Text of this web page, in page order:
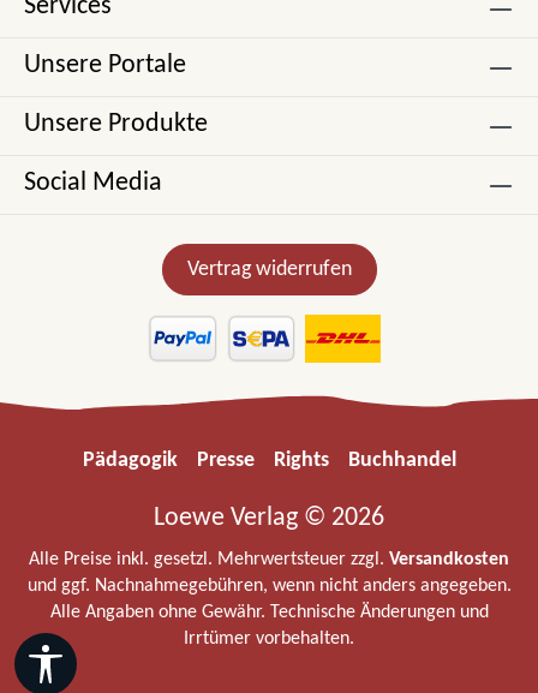
Services
Unsere Portale
Unsere Produkte
Social Media
Vertrag widerrufen
Pädagogik Presse Rights Buchhandel
Loewe Verlag © 2026
Alle Preise inkl. gesetzl. Mehrwertsteuer zzgl. Versandkosten
und ggf. Nachnahmegebühren, wenn nicht anders angegeben.
Alle Angaben ohne Gewähr. Technische Änderungen und
Irrtümer vorbehalten.
Werkzeugleiste anzeigen